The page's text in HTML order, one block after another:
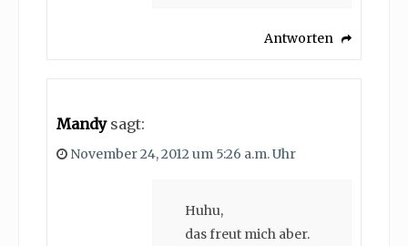
Antworten
Mandy sagt:
November 24, 2012 um 5:26 a.m. Uhr
Huhu,
das freut mich aber.